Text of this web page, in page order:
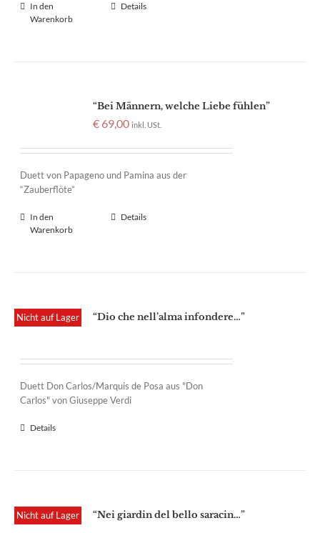
In den
Warenkorb
Details
“Bei Männern, welche Liebe fühlen”
€ 69,00 inkl. USt.
Duett von Papageno und Pamina aus der
“Zauberflöte”
In den
Warenkorb
Details
Nicht auf Lager “Dio che nell’alma infondere…”
Duett Don Carlos/Marquis de Posa aus "Don
Carlos" von Giuseppe Verdi
Details
Nicht auf Lager “Nei giardin del bello saracin…”